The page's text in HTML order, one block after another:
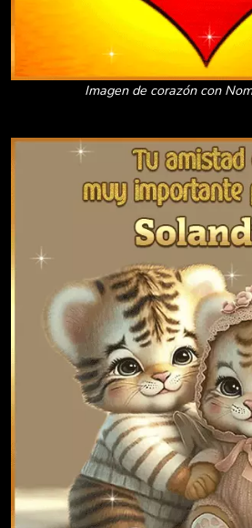
Imagen de corazón con